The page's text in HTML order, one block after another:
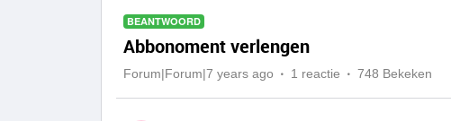
BEANTWOORD
Abbonoment verlengen
Forum|Forum|7 years ago 1 reactie 748 Bekeken